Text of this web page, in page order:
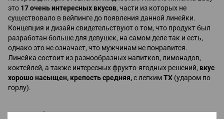
это 17 очень интересных вкусов, части из которых не
существовало в вейпинге до появления данной линейки.
Концепция и дизайн свидетельствуют о том, что продукт был
разработан больше для девушек, на самом деле так и есть,
однако это не означает, что мужчинам не понравится.
Линейка состоит из разнообразных напитков, лимонадов,
коктейлей, а также интересных фрукто-ягодных решений, вкус
хорошо насыщен, крепость средняя,с легкимТХ (ударом по
горлу).
Состав набора: